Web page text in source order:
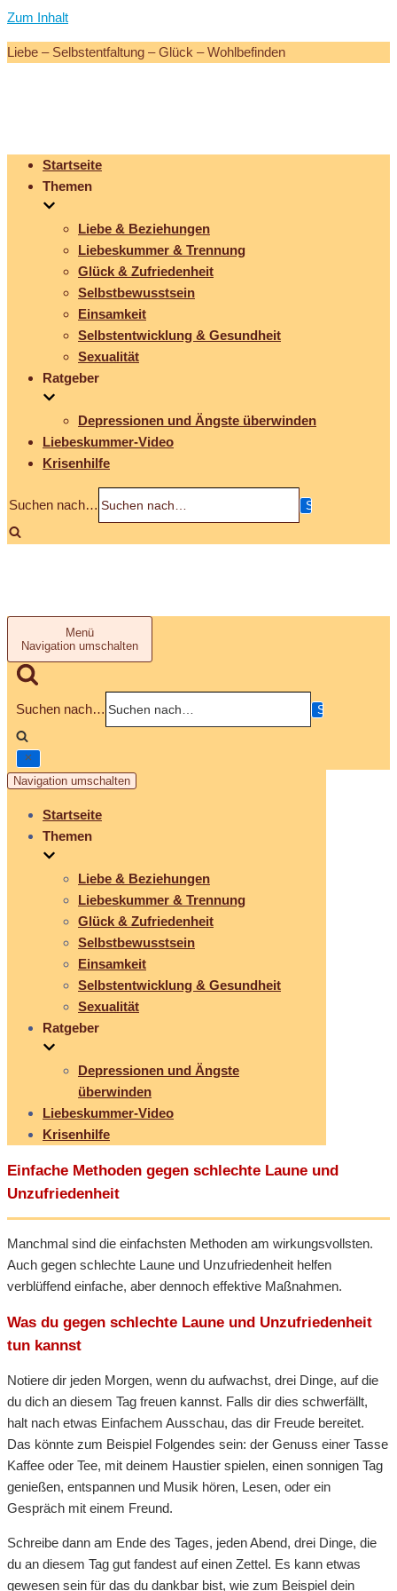
Zum Inhalt
Liebe – Selbstentfaltung – Glück – Wohlbefinden
Startseite
Themen
Liebe & Beziehungen
Liebeskummer & Trennung
Glück & Zufriedenheit
Selbstbewusstsein
Einsamkeit
Selbstentwicklung & Gesundheit
Sexualität
Ratgeber
Depressionen und Ängste überwinden
Liebeskummer-Video
Krisenhilfe
Suchen nach…
Menü
Navigation umschalten
Suchen nach…
Navigation umschalten
Startseite
Themen
Liebe & Beziehungen
Liebeskummer & Trennung
Glück & Zufriedenheit
Selbstbewusstsein
Einsamkeit
Selbstentwicklung & Gesundheit
Sexualität
Ratgeber
Depressionen und Ängste
überwinden
Liebeskummer-Video
Krisenhilfe
Einfache Methoden gegen schlechte Laune und
Unzufriedenheit
Manchmal sind die einfachsten Methoden am wirkungsvollsten.
Auch gegen schlechte Laune und Unzufriedenheit helfen
verblüffend einfache, aber dennoch effektive Maßnahmen.
Was du gegen schlechte Laune und Unzufriedenheit
tun kannst
Notiere dir jeden Morgen, wenn du aufwachst, drei Dinge, auf die
du dich an diesem Tag freuen kannst. Falls dir dies schwerfällt,
halt nach etwas Einfachem Ausschau, das dir Freude bereitet.
Das könnte zum Beispiel Folgendes sein: der Genuss einer Tasse
Kaffee oder Tee, mit deinem Haustier spielen, einen sonnigen Tag
genießen, entspannen und Musik hören, Lesen, oder ein
Gespräch mit einem Freund.
Schreibe dann am Ende des Tages, jeden Abend, drei Dinge, die
du an diesem Tag gut fandest auf einen Zettel. Es kann etwas
gewesen sein für das du dankbar bist, wie zum Beispiel dein